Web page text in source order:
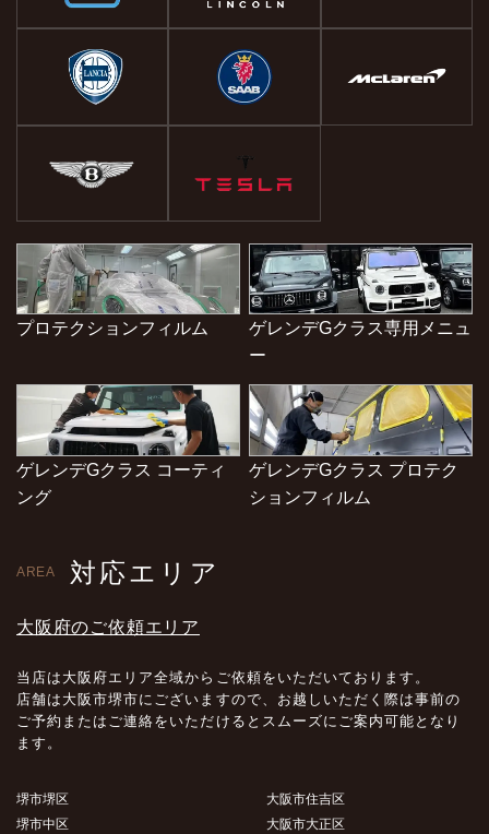
プロテクションフィルム
ゲレンデGクラス専用メニュ
ー
ゲレンデGクラス コーティ
ング
ゲレンデGクラス プロテク
ションフィルム
AREA 対応エリア
大阪府のご依頼エリア
当店は大阪府エリア全域からご依頼をいただいております。
店舗は大阪市堺市にございますので、お越しいただく際は事前の
ご予約またはご連絡をいただけるとスムーズにご案内可能となり
ます。
堺市堺区
堺市中区
大阪市住吉区
大阪市大正区